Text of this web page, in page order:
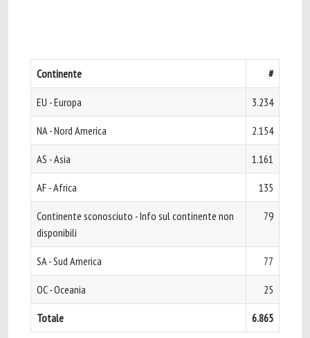
Continente #
EU - Europa 3.234
NA - Nord America 2.154
AS - Asia 1.161
AF - Africa 135
Continente sconosciuto - Info sul continente non
disponibili
79
SA - Sud America 77
OC - Oceania 25
Totale 6.865